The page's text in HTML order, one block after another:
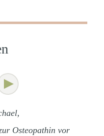
Osteopathin vor